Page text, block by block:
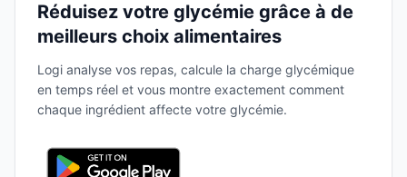
Réduisez votre glycémie grâce à de
meilleurs choix alimentaires
Logi analyse vos repas, calcule la charge glycémique
en temps réel et vous montre exactement comment
chaque ingrédient affecte votre glycémie.